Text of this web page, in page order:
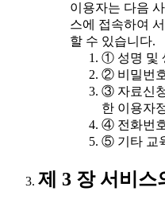
이용자는 다음
스에 접속하여
할 수 있습니다.
① 성명 및
② 비밀번
③ 자료신
한 이용자
④ 전화번
⑤ 기타 교
제 3 장 서비스